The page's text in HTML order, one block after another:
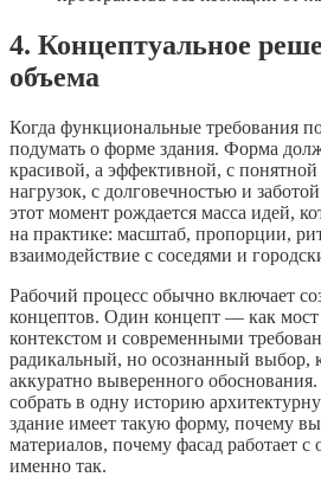
4. Концептуальное
объема
Когда функциональные требования
подумать о форме здания. Форма
красивой, а эффективной, с
нагрузок, с долговечностью и
этот момент рождается масса идей,
на практике: масштаб, пропорции,
взаимодействие с соседями и
Рабочий процесс обычно включает
концептов. Один концепт — как
контекстом и современными
радикальный, но осознанный выбор,
аккуратно выверенного
собрать в одну историю
здание имеет такую форму, почему
материалов, почему фасад работает
именно так.